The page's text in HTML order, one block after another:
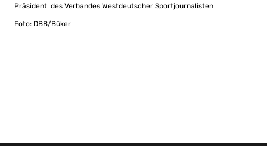
Präsident des Verbandes Westdeutscher Sportjournalisten
Foto: DBB/Büker